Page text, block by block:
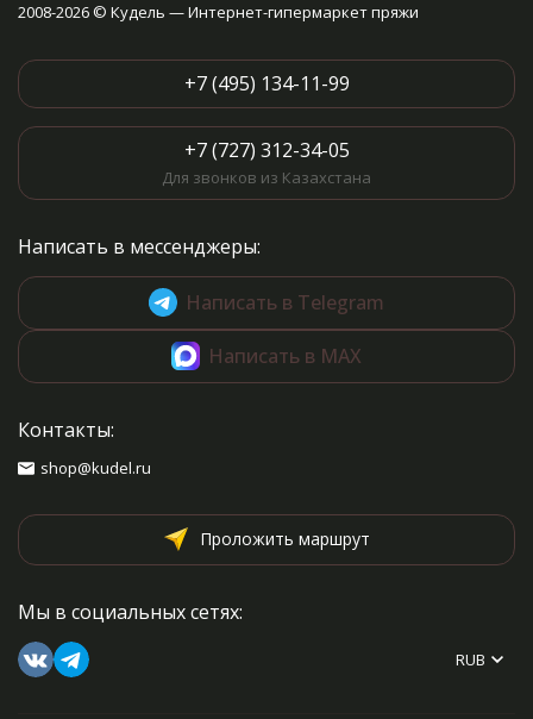
2008-2026 © Кудель — Интернет-гипермаркет пряжи
+7 (495) 134-11-99
+7 (727) 312-34-05
Для звонков из Казахстана
Написать в мессенджеры:
Написать в Telegram
Написать в MAX
Контакты:
shop@kudel.ru
Проложить маршрут
Мы в социальных сетях:
RUB